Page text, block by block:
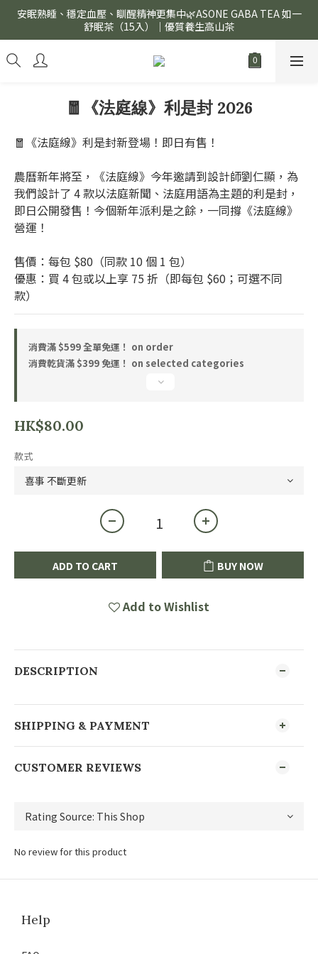
安眠熟睡、穩定血壓、瞓醒精神更集中🌿ASONE GABA TEA 如一
舒眠茶（15入）｜優質養生高山茶
安眠熟睡、穩定血壓、瞓醒精神更集中🌿ASONE GABA TEA 如一
舒眠茶（15入）｜優質養生高山茶
(๑و•̀Δ•́)و 全店滿 $599 免運費.ᐟ.ᐟ
舒眠茶（15入）｜優質養生高山茶
🧧《法庭線》利是封 2026
🧧《法庭線》利是封新登場！即日有售！
農曆新年將至，《法庭線》今年邀請到設計師劉仁顯，為
我們設計了 4 款以法庭新聞、法庭用語為主題的利是封，
即日公開發售！今個新年派利是之餘，一同撐《法庭線》
營運！
售價：每包 $80（同款 10 個 1 包）
優惠：買 4 包或以上享 75 折（即每包 $60；可選不同
款）
消費滿 $599 全單免運！ on order
消費乾貨滿 $399 免運！ on selected categories
HK$80.00
款式
ADD TO CART BUY NOW
Add to Wishlist
DESCRIPTION
SHIPPING & PAYMENT
CUSTOMER REVIEWS
No review for this product
Help